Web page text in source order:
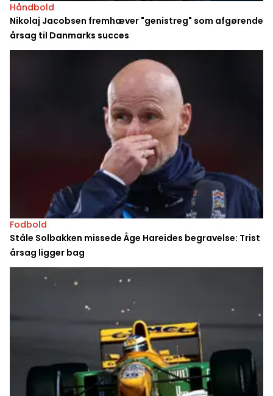
Håndbold
Nikolaj Jacobsen fremhæver "genistreg" som afgørende
årsag til Danmarks succes
Fodbold
Ståle Solbakken missede Åge Hareides begravelse: Trist
årsag ligger bag